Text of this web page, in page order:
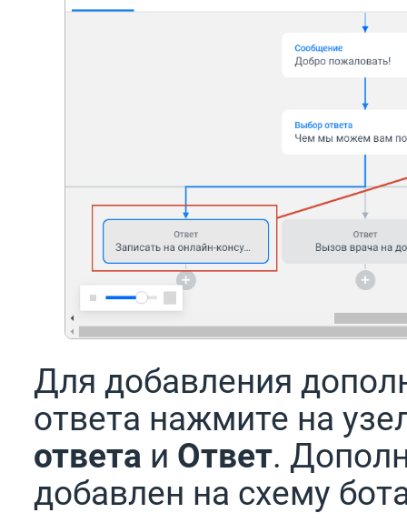
Для добавления
ответа нажмите на
ответа и Ответ.
добавлен на схему